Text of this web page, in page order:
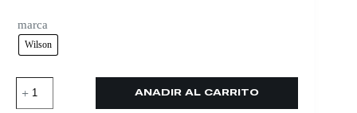
marca
Wilson
AÑADIR AL CARRITO